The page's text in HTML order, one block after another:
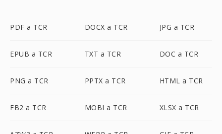
PDF a TCR DOCX a TCR JPG a TCR
EPUB a TCR TXT a TCR DOC a TCR
PNG a TCR PPTX a TCR HTML a TCR
FB2 a TCR MOBI a TCR XLSX a TCR